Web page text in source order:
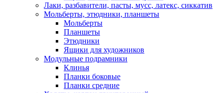
Лаки, разбавители, пасты, мусс, латекс, сиккатив
Мольберты, этюдники, планшеты
Мольберты
Планшеты
Этюдники
Ящики для художников
Модульные подрамники
Клинья
Планки боковые
Планки средние